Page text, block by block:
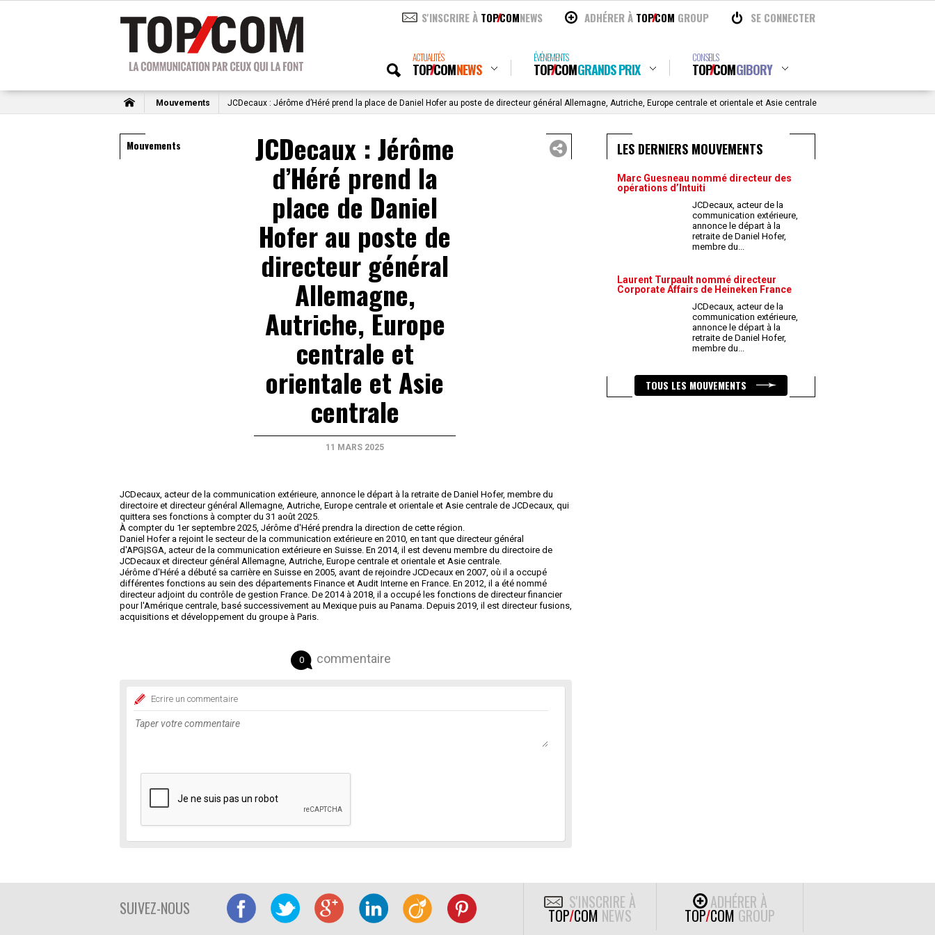
S'INSCRIRE À TOPCOMNEWS ADHÉRER À TOPCOM GROUP SE CONNECTER
ACTUALITÉS
TOPCOMNEWS
ÉVÉNEMENTS
TOPCOMGRANDS PRIX
CONSEILS
TOPCOMGIBORY
Mouvements JCDecaux : Jérôme d’Héré prend la place de Daniel Hofer au poste de directeur général Allemagne, Autriche, Europe centrale et orientale et Asie centrale
Mouvements JCDecaux : Jérôme
d’Héré prend la
place de Daniel
Hofer au poste de
directeur général
Allemagne,
Autriche, Europe
centrale et
orientale et Asie
centrale
11 MARS 2025
JCDecaux, acteur de la communication extérieure, annonce le départ à la retraite de Daniel Hofer, membre du
directoire et directeur général Allemagne, Autriche, Europe centrale et orientale et Asie centrale de JCDecaux, qui
quittera ses fonctions à compter du 31 août 2025.
À compter du 1er septembre 2025, Jérôme d'Héré prendra la direction de cette région.
Daniel Hofer a rejoint le secteur de la communication extérieure en 2010, en tant que directeur général
d'APG|SGA, acteur de la communication extérieure en Suisse. En 2014, il est devenu membre du directoire de
JCDecaux et directeur général Allemagne, Autriche, Europe centrale et orientale et Asie centrale.
Jérôme d'Héré a débuté sa carrière en Suisse en 2005, avant de rejoindre JCDecaux en 2007, où il a occupé
différentes fonctions au sein des départements Finance et Audit Interne en France. En 2012, il a été nommé
directeur adjoint du contrôle de gestion France. De 2014 à 2018, il a occupé les fonctions de directeur financier
pour l'Amérique centrale, basé successivement au Mexique puis au Panama. Depuis 2019, il est directeur fusions,
acquisitions et développement du groupe à Paris.
0 commentaire
Ecrire un commentaire
LES DERNIERS MOUVEMENTS
Marc Guesneau nommé directeur des
opérations d’Intuiti
JCDecaux, acteur de la
communication extérieure,
annonce le départ à la
retraite de Daniel Hofer,
membre du...
Laurent Turpault nommé directeur
Corporate Affairs de Heineken France
JCDecaux, acteur de la
communication extérieure,
annonce le départ à la
retraite de Daniel Hofer,
membre du...
TOUS LES MOUVEMENTS
SUIVEZ-NOUS S'INSCRIRE À
TOP/COM NEWS
ADHÉRER À
TOP/COM GROUP